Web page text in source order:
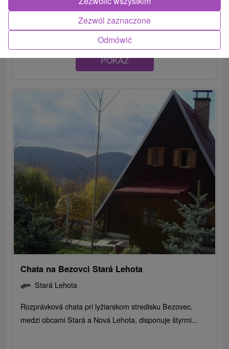
Štýlová chata v krásnom prostredí pohoria Považský
Inovec, disponuje tromi komfortnými...
POKAZ
Chata na Bezovci Stará Lehota
Stará Lehota
Rozprávková chata pri lyžiarskom stredisku Bezovec,
medzi obcami Stará a Nová Lehota, disponuje štyrmi...
Odmówić
Zezwól zaznaczone